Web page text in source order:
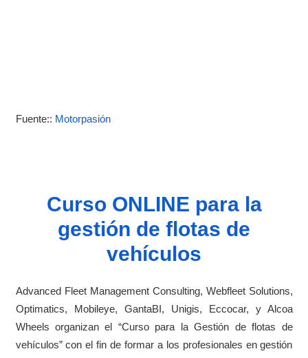
Fuente:: Motorpasión
Curso ONLINE para la
gestión de flotas de
vehículos
Advanced Fleet Management Consulting, Webfleet Solutions,
Optimatics, Mobileye, GantaBI, Unigis, Eccocar, y Alcoa
Wheels organizan el “Curso para la Gestión de flotas de
vehículos” con el fin de formar a los profesionales en gestión